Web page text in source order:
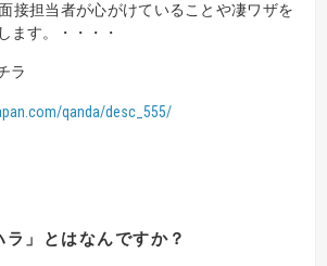
接担当者が心がけていることや凄ワザを
ます。・・・・
ラ
qanda/desc_555/
ラ」とはなんですか？